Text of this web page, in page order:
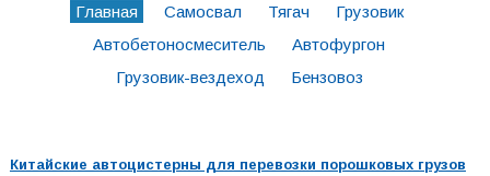
Главная Самосвал Тягач
Грузовик
Автобетоносмеситель
Автофургон
Грузовик-вездеход
Бензовоз
Китайские автоцистерны для перевозки порошковых грузов